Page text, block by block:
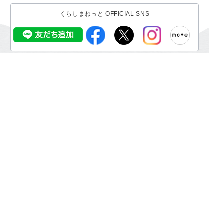
くらしまねっと OFFICIAL SNS